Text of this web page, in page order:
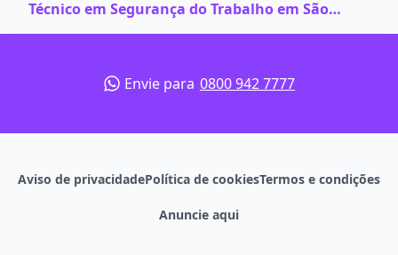
Técnico em Segurança do Trabalho em São
Paulo - SP
Envie para 0800 942 7777
Aviso de privacidadePolítica de cookiesTermos e condições
Anuncie aqui